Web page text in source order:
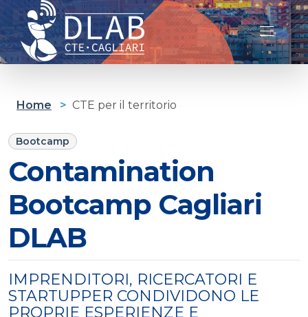
Cagliari D-lab
Home > CTE per il territorio
Bootcamp
Contamination
Bootcamp Cagliari
DLAB
IMPRENDITORI, RICERCATORI E
STARTUPPER CONDIVIDONO LE
PROPRIE ESPERIENZE E